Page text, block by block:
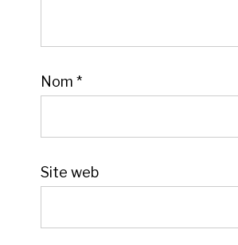
Nom *
Site web